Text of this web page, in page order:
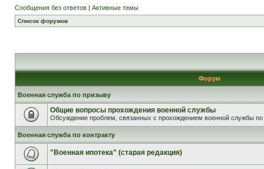
Сообщения без ответов | Активные темы
Список форумов
Форум
Военная служба по призыву
Общие вопросы прохождения военной службы
Обсуждение проблем, связанных с прохождением военной службы по
Военная служба по контракту
"Военная ипотека" (старая редакция)